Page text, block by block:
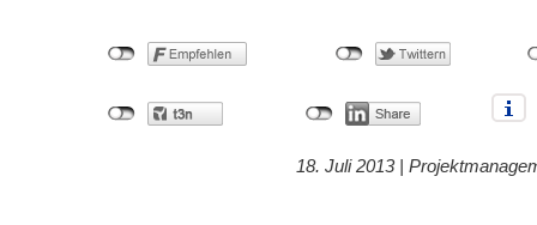
18. Juli 2013 |